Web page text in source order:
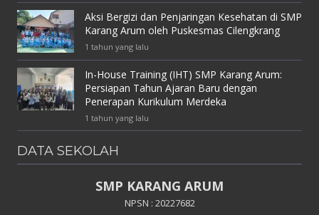
Aksi Bergizi dan Penjaringan Kesehatan di SMP
Karang Arum oleh Puskesmas Cilengkrang
1 tahun yang lalu
In-House Training (IHT) SMP Karang Arum:
Persiapan Tahun Ajaran Baru dengan
Penerapan Kurikulum Merdeka
1 tahun yang lalu
DATA SEKOLAH
SMP KARANG ARUM
NPSN : 20227682